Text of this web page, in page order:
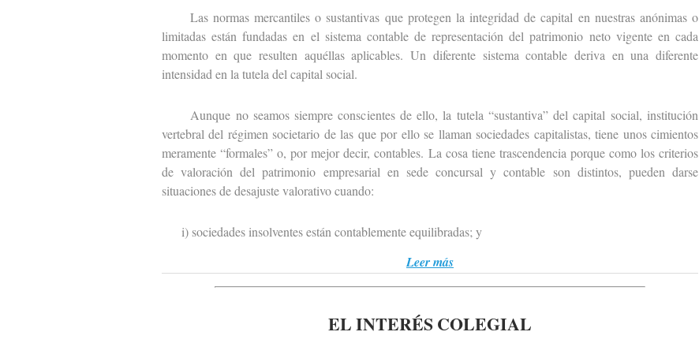
Las normas mercantiles o sustantivas que protegen la integridad de capital en nuestras anónimas o
limitadas están fundadas en el sistema contable de representación del patrimonio neto vigente en cada
momento en que resulten aquéllas aplicables. Un diferente sistema contable deriva en una diferente
intensidad en la tutela del capital social.
Aunque no seamos siempre conscientes de ello, la tutela “sustantiva” del capital social, institución
vertebral del régimen societario de las que por ello se llaman sociedades capitalistas, tiene unos cimientos
meramente “formales” o, por mejor decir, contables. La cosa tiene trascendencia porque como los criterios
de valoración del patrimonio empresarial en sede concursal y contable son distintos, pueden darse
situaciones de desajuste valorativo cuando:
i) sociedades insolventes están contablemente equilibradas; y
Leer más
EL INTERÉS COLEGIAL